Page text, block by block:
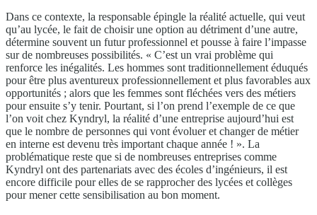
Dans ce contexte, la responsable épingle la réalité actuelle, qui veut
qu’au lycée, le fait de choisir une option au détriment d’une autre,
détermine souvent un futur professionnel et pousse à faire l’impasse
sur de nombreuses possibilités. « C’est un vrai problème qui
renforce les inégalités. Les hommes sont traditionnellement éduqués
pour être plus aventureux professionnellement et plus favorables aux
opportunités ; alors que les femmes sont fléchées vers des métiers
pour ensuite s’y tenir. Pourtant, si l’on prend l’exemple de ce que
l’on voit chez Kyndryl, la réalité d’une entreprise aujourd’hui est
que le nombre de personnes qui vont évoluer et changer de métier
en interne est devenu très important chaque année ! ». La
problématique reste que si de nombreuses entreprises comme
Kyndryl ont des partenariats avec des écoles d’ingénieurs, il est
encore difficile pour elles de se rapprocher des lycées et collèges
pour mener cette sensibilisation au bon moment.